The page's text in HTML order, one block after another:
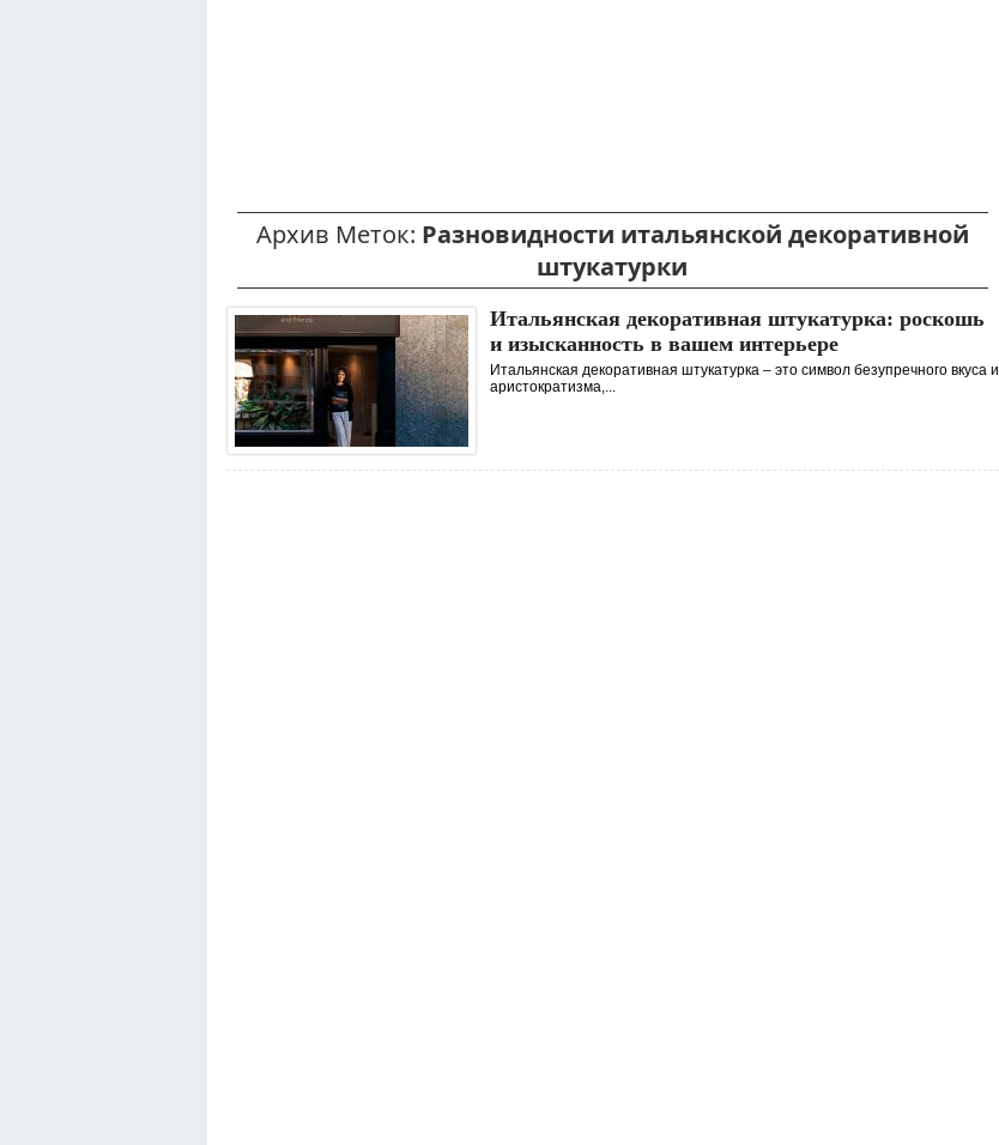
Архив Меток: Разновидности итальянской декоративной
штукатурки
Итальянская декоративная штукатурка: роскошь
и изысканность в вашем интерьере
Итальянская декоративная штукатурка – это символ безупречного вкуса и
аристократизма,...